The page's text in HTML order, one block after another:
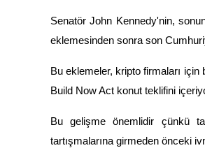
Rehber
Vadeli İşlemler Başlangıç Kılavuzu
Senatör John Kennedy'nin,
eklemesinden sonra son
Bu eklemeler, kripto firmaları
Build Now Act konut teklifini
Bu gelişme önemlidir çünkü
tartışmalarına girmeden önceki